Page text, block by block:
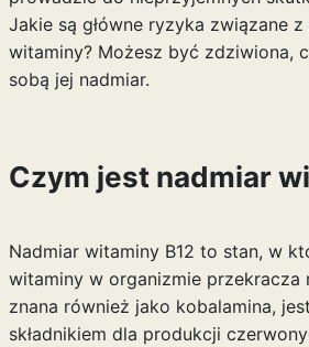
Jakie są główne ryzyka związane
witaminy? Możesz być zdziwiona,
sobą jej nadmiar.
Czym jest nadmiar
Nadmiar witaminy B12 to stan, w
witaminy w organizmie przekracza
znana również jako kobalamina,
składnikiem dla produkcji